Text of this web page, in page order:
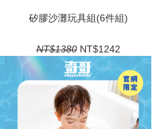
矽膠沙灘玩具組(6件組)
NT$1380 NT$1242